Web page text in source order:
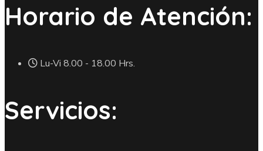
Horario de Atención:
Lu-Vi 8.00 - 18.00 Hrs.
Servicios: